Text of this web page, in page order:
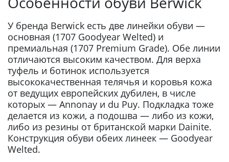
У бренда Berwick есть две линейки обуви —
основная (1707 Goodyear Welted) и
премиальная (1707 Premium Grade). Обе линии
отличаются высоким качеством. Для верха
туфель и ботинок используется
высококачественная телячья и коровья кожа
от ведущих европейских дубилен, в числе
которых — Annonay и du Puy. Подкладка тоже
делается из кожи, а подошва — либо из кожи,
либо из резины от британской марки Dainite.
Конструкция обуви обеих линеек — Goodyear
Welted.